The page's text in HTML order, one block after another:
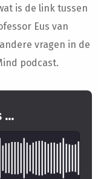
is de link tussen
Eus van
vragen in de
podcast.